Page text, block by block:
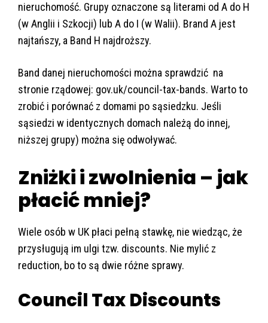
nieruchomość. Grupy oznaczone są literami od A do H
(w Anglii i Szkocji) lub A do I (w Walii). Brand A jest
najtańszy, a Band H najdroższy.
Band danej nieruchomości można sprawdzić na
stronie rządowej: gov.uk/council-tax-bands. Warto to
zrobić i porównać z domami po sąsiedzku. Jeśli
sąsiedzi w identycznych domach należą do innej,
niższej grupy) można się odwoływać.
Zniżki i zwolnienia – jak
płacić mniej?
Wiele osób w UK płaci pełną stawkę, nie wiedząc, że
przysługują im ulgi tzw. discounts. Nie mylić z
reduction, bo to są dwie różne sprawy.
Council Tax Discounts